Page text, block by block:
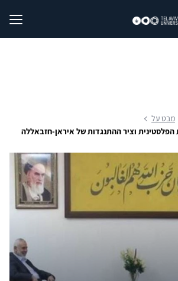
מבט על
וציר ההתנגדות של איראן-חזבאללה